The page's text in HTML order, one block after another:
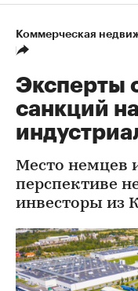
Коммерческая
Эксперты
санкций
Место немцев
перспективе
инвесторы из